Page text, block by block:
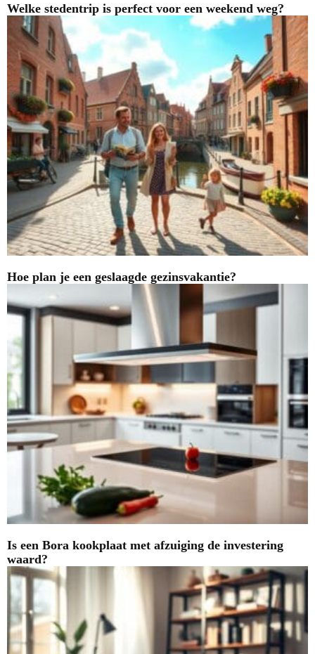
Welke stedentrip is perfect voor een weekend weg?
Hoe plan je een geslaagde gezinsvakantie?
Is een Bora kookplaat met afzuiging de investering
waard?